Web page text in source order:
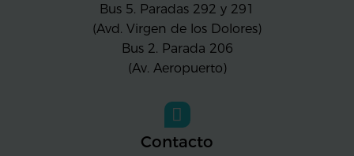
Bus 5. Paradas 292 y 291
(Avd. Virgen de los Dolores)
Bus 2. Parada 206
(Av. Aeropuerto)
Contacto